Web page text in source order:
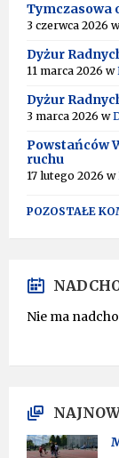
Tymczasowa
3 czerwca 2026
Dyżur
11 marca 2026 w
Dyżur
3 marca 2026 w
Powstańców
ruchu
17 lutego 2026 w
POZOSTAŁE
Nie ma